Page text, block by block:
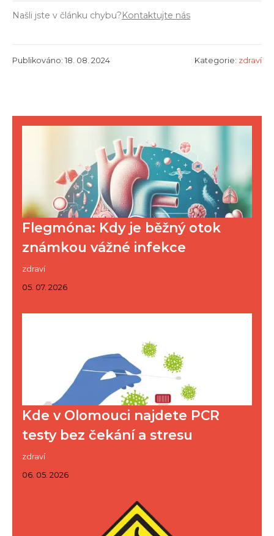
Našli jste v článku chybu?Kontaktujte nás
Publikováno: 18. 08. 2024 Kategorie: zdraví
Flegmóna: Kdy je běžný otok
známkou vážné infekce
zdraví
05. 07. 2026
Kde v Olomouci najdete PCR
testy bez čekání a stresu
zdraví
06. 05. 2026